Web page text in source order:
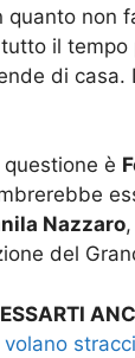
quanto non
il tempo
di casa.
è
Nazzaro
del